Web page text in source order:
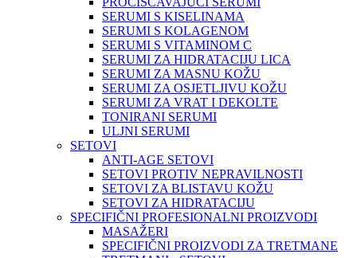
SERUMI S KISELINAMA
SERUMI S KOLAGENOM
SERUMI S VITAMINOM C
SERUMI ZA HIDRATACIJU LICA
SERUMI ZA MASNU KOŽU
SERUMI ZA OSJETLJIVU KOŽU
SERUMI ZA VRAT I DEKOLTE
TONIRANI SERUMI
ULJNI SERUMI
SETOVI
ANTI-AGE SETOVI
SETOVI PROTIV NEPRAVILNOSTI
SETOVI ZA BLISTAVU KOŽU
SETOVI ZA HIDRATACIJU
SPECIFIČNI PROFESIONALNI PROIZVODI
MASAŽERI
SPECIFIČNI PROIZVODI ZA TRETMANE